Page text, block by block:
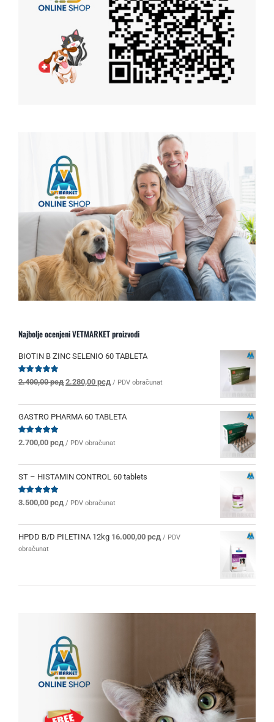
Najbolje ocenjeni VETMARKET proizvodi
BIOTIN B ZINC SELENIO 60 TABLETA
Ocenjeno
od 5
2.400,00рсд Originalna
je
bila:
2.280,00 рсдTrenutna
je:
2.280,00 рсд.
/ PDV obračunat
GASTRO PHARMA 60 TABLETA
Ocenjeno
od 5
2.700,00 рсд / PDV obračunat
ST – HISTAMIN CONTROL 60 tablets
Ocenjeno
od 5
3.500,00 рсд / PDV obračunat
HPDD B/D PILETINA 12kg 16.000,00 рсд / PDV
obračunat